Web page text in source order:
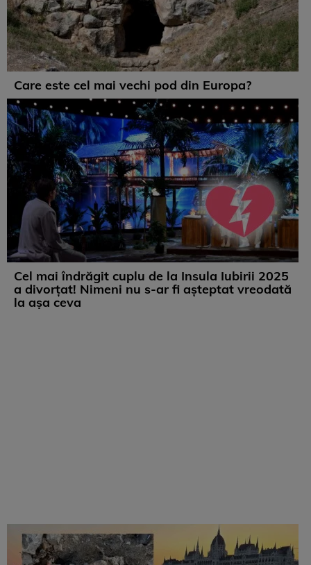
Care este cel mai vechi pod din Europa?
Cel mai îndrăgit cuplu de la Insula Iubirii 2025
a divorțat! Nimeni nu s-ar fi așteptat vreodată
la așa ceva